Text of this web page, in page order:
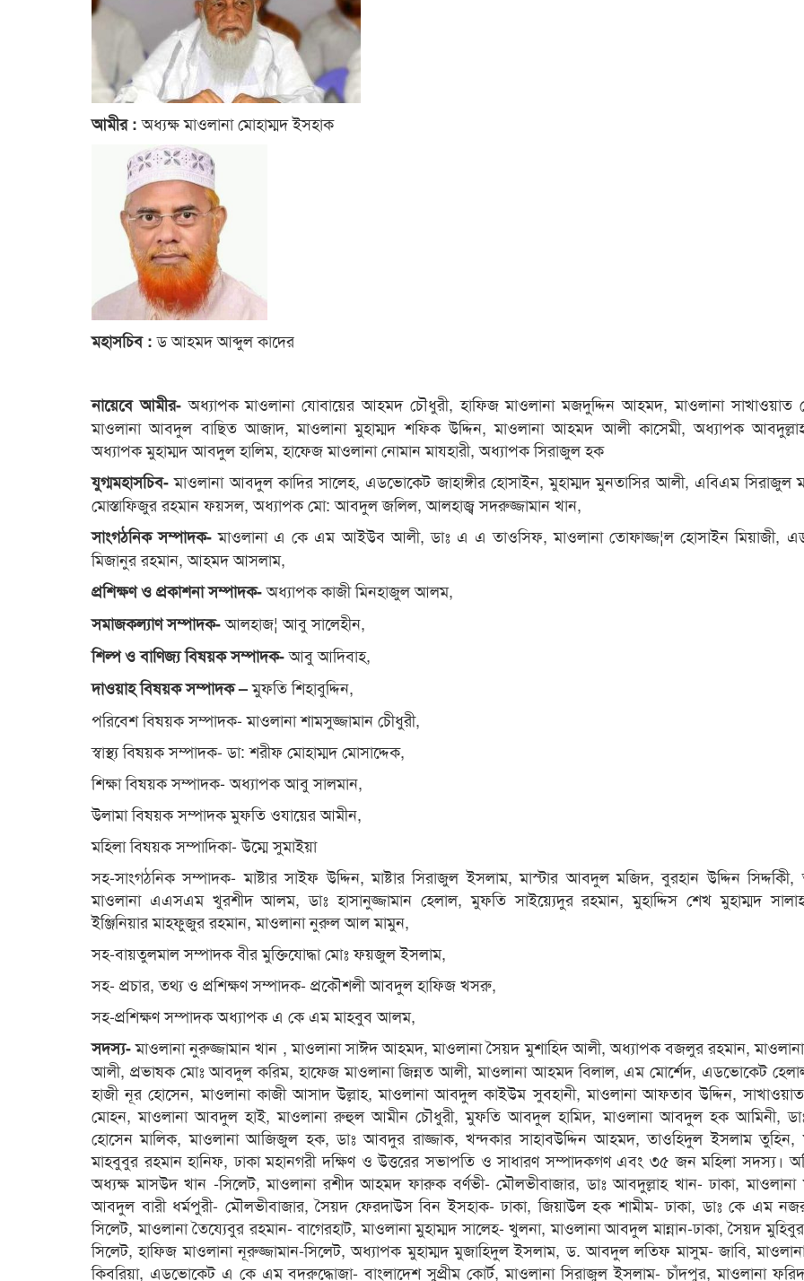
আমীর :অধ্যক্ষ মাওলানা মোহাম্মদ ইসহাক
মহাসচিব :ড আহমদ আব্দুল কাদের
নায়েবে আমীর-অধ্যাপক মাওলানা যোবায়ের আহমদ চৌধুরী, হাফিজ মাওলানা মজদুদ্দিন আহমদ, মাওলানা সাখাওয়াত
মাওলানা আবদুল বাছিত আজাদ, মাওলানা মুহাম্মদ শফিক উদ্দিন, মাওলানা আহমদ আলী কাসেমী, অধ্যাপক
অধ্যাপক মুহাম্মদ আবদুল হালিম, হাফেজ মাওলানা নোমান মাযহারী, অধ্যাপক সিরাজুল হক
যুগ্মমহাসচিব-মাওলানা আবদুল কাদির সালেহ, এডভোকেট জাহাঙ্গীর হোসাইন, মুহাম্মদ মুনতাসির আলী, এবিএম সিরাজুল
মোস্তাফিজুর রহমান ফয়সল, অধ্যাপক মো: আবদুল জলিল, আলহাজ্ব সদরুজ্জামান খান,
সাংগঠনিক সম্পাদক- মাওলানা এ কে এম আইউব আলী, ডাঃ এ এ তাওসিফ, মাওলানা তোফাজ্জ¦ল হোসাইন মিয়াজী,
মিজানুর রহমান, আহমদ আসলাম,
প্রশিক্ষণ ও প্রকাশনা সম্পাদক-অধ্যাপক কাজী মিনহাজুল আলম,
সমাজকল্যাণ সম্পাদক-আলহাজ¦ আবু সালেহীন,
শিল্প ও বাণিজ্য বিষয়ক সম্পাদক-আবু আদিবাহ,
দাওয়াহ বিষয়ক সম্পাদক –মুফতি শিহাবুদ্দিন,
পরিবেশ বিষয়ক সম্পাদক- মাওলানা শামসুজ্জামান চেীধুরী,
স্বাস্থ্য বিষয়ক সম্পাদক- ডা: শরীফ মোহাম্মদ মোসাদ্দেক,
শিক্ষা বিষয়ক সম্পাদক- অধ্যাপক আবু সালমান,
উলামা বিষয়ক সম্পাদক মুফতি ওযায়ের আমীন,
মহিলা বিষয়ক সম্পাদিকা- উম্মে সুমাইয়া
সহ-সাংগঠনিক সম্পাদক- মাষ্টার সাইফ উদ্দিন, মাষ্টার সিরাজুল ইসলাম, মাস্টার আবদুল মজিদ, বুরহান উদ্দিন
মাওলানা এএসএম খুরশীদ আলম, ডাঃ হাসানুজ্জামান হেলাল, মুফতি সাইয়্যেদুর রহমান, মুহাদ্দিস শেখ মুহাম্মদ
ইঞ্জিনিয়ার মাহফুজুর রহমান, মাওলানা নুরুল আল মামুন,
সহ-বায়তুলমাল সম্পাদক বীর মুক্তিযোদ্ধা মোঃ ফয়জুল ইসলাম,
সহ- প্রচার, তথ্য ও প্রশিক্ষণ সম্পাদক- প্রকৌশলী আবদুল হাফিজ খসরু,
সহ-প্রশিক্ষণ সম্পাদক অধ্যাপক এ কে এম মাহবুব আলম,
সদস্য-মাওলানা নুরুজ্জামান খান , মাওলানা সাঈদ আহমদ, মাওলানা সৈয়দ মুশাহিদ আলী, অধ্যাপক বজলুর রহমান,
আলী, প্রভাষক মোঃ আবদুল করিম, হাফেজ মাওলানা জিন্নত আলী, মাওলানা আহমদ বিলাল, এম মোর্শেদ, এডভোকেট
হাজী নূর হোসেন, মাওলানা কাজী আসাদ উল্লাহ, মাওলানা আবদুল কাইউম সুবহানী, মাওলানা আফতাব উদ্দিন,
মোহন, মাওলানা আবদুল হাই, মাওলানা রুহুল আমীন চৌধুরী, মুফতি আবদুল হামিদ, মাওলানা আবদুল হক আমিনী,
হোসেন মালিক, মাওলানা আজিজুল হক, ডাঃ আবদুর রাজ্জাক, খন্দকার সাহাবউদ্দিন আহমদ, তাওহিদুল ইসলাম তুহিন,
মাহবুবুর রহমান হানিফ, ঢাকা মহানগরী দক্ষিণ ও উত্তরের সভাপতি ও সাধারণ সম্পাদকগণ এবং ৩৫ জন মহিলা সদস্য।
অধ্যক্ষ মাসউদ খান -সিলেট, মাওলানা রশীদ আহমদ ফারুক বর্ণভী- মৌলভীবাজার, ডাঃ আবদুল্লাহ খান- ঢাকা, মাওলানা
আবদুল বারী ধর্মপুরী- মৌলভীবাজার, সৈয়দ ফেরদাউস বিন ইসহাক- ঢাকা, জিয়াউল হক শামীম- ঢাকা, ডাঃ কে এম
সিলেট, মাওলানা তৈয্যেবুর রহমান- বাগেরহাট, মাওলানা মুহাম্মদ সালেহ- খুলনা, মাওলানা আবদুল মান্নান-ঢাকা, সৈয়দ
সিলেট, হাফিজ মাওলানা নূরুজ্জামান-সিলেট, অধ্যাপক মুহাম্মদ মুজাহিদুল ইসলাম, ড. আবদুল লতিফ মাসুম- জাবি,
কিবরিয়া, এডভোকেট এ কে এম বদরুদ্ধোজা- বাংলাদেশ সুপ্রীম কোর্ট, মাওলানা সিরাজুল ইসলাম- চাঁদপুর, মাওলানা